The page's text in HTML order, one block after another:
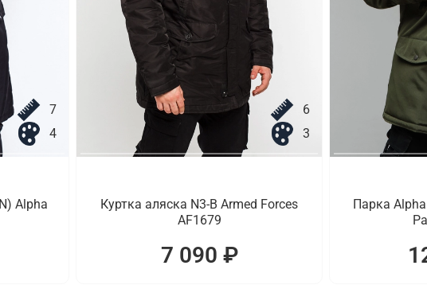
7
4
Alpha
6
3
Куртка аляска N3-B Armed Forces
AF1679
7 090 ₽
Парка